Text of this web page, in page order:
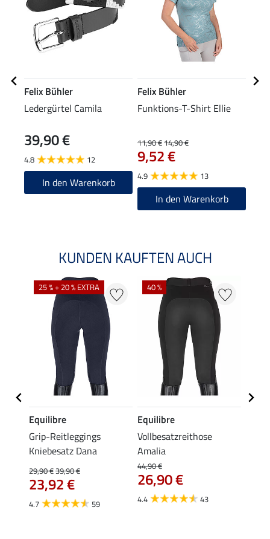
Felix Bühler
Ledergürtel Camila
39,90 €
4.8 12
In den Warenkorb
Felix Bühler
Funktions-T-Shirt Ellie
11,90 €14,90 €
9,52 €
4.9 13
In den Warenkorb
KUNDEN KAUFTEN AUCH
25 % + 20 % EXTRA
Equilibre
Grip-Reitleggings
Kniebesatz Dana
29,90 €39,90 €
23,92 €
4.7 59
40 %
Equilibre
Vollbesatzreithose
Amalia
44,90 €
26,90 €
4.4 43